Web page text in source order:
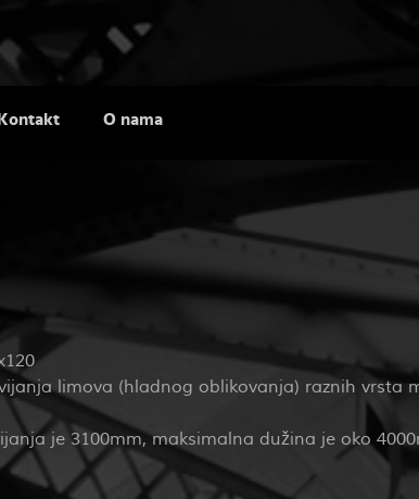
Kontakt O nama
limova (hladnog oblikovanja) raznih vrsta
je 3100mm, maksimalna dužina je oko